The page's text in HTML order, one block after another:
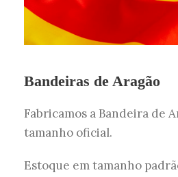
Bandeiras de Aragão
Fabricamos a Bandeira de
tamanho oficial.
Estoque em tamanho